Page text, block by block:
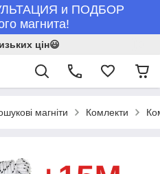
и ПОДБОР
магнита!
цін😃
магніти Комлекти